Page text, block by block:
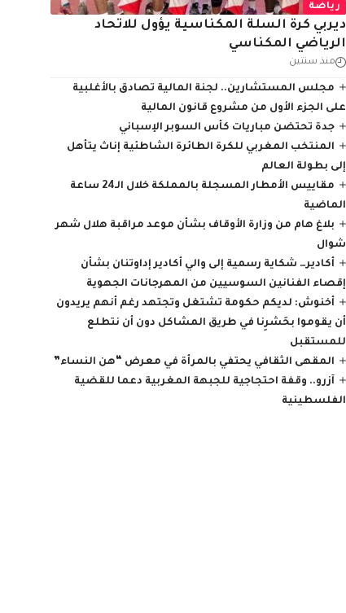
رياضة
ديربي كرة السلة المكناسية يؤول للاتحاد
الرياضي المكناسي
منذ سنتين
مجلس المستشارين.. لجنة المالية تصادق بالأغلبية
على الجزء الأول من مشروع قانون المالية
جدة تحتضن مباريات كأس السوبر الإسباني
المنتخب المغربي للكرة الطائرة الشاطئية إناث يتأهل
إلى بطولة العالم
مقاييس الأمطار المسجلة بالمملكة خلال الـ24 ساعة
الماضية
بلاغ هام من وزارة الأوقاف بشأن موعد مراقبة هلال شهر
شوال
أكادير… شكاية رسمية إلى والي أكادير إداوتنان بشأن
إقصاء الفنانين السوسيين من المهرجانات الجهوية
أخنوش: لديكم حكومة تشتغل وتجتهد رغم أنهم يريدون
أن يقوموا بحَشرِنا في طريق المشاكل دون أن نتطلع
للمستقبل
المقهى الثقافي يحتفي بالمرأة في معرض “هن النساء”
آزرو.. وقفة احتجاجية للجبهة المغربية دعما للقضية
الفلسطينية